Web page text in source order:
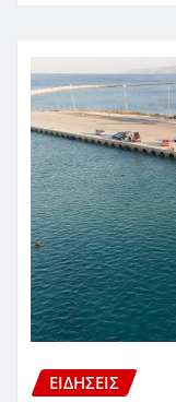
ΕΙΔΗΣΕΙΣ